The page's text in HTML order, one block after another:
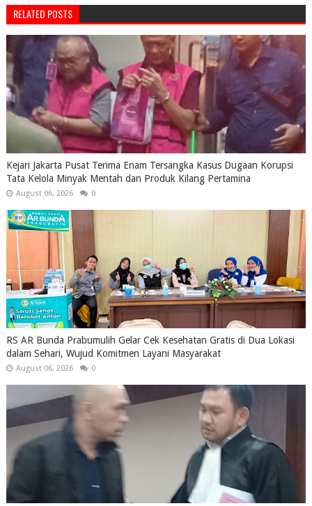
RELATED POSTS
Kejari Jakarta Pusat Terima Enam Tersangka Kasus Dugaan Korupsi
Tata Kelola Minyak Mentah dan Produk Kilang Pertamina
August 06, 2026 0
RS AR Bunda Prabumulih Gelar Cek Kesehatan Gratis di Dua Lokasi
dalam Sehari, Wujud Komitmen Layani Masyarakat
August 06, 2026 0